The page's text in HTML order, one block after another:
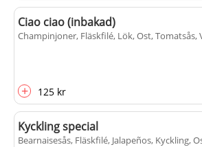
Ciao ciao (inbakad)
Champinjoner, Fläskfilé, Lök, Ost, Tomatsås,
+ 125 kr
Kyckling special
Bearnaisesås, Fläskfilé, Jalapeños, Kyckling,